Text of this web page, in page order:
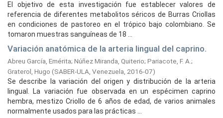
El objetivo de esta investigación fue establecer valores de
referencia de diferentes metabolitos séricos de Burras Criollas
en condiciones de pastoreo en el trópico bajo colombiano. Se
tomaron muestras sanguíneas de 18 ...
Variación anatómica de la arteria lingual del caprino.
Abreu García, Emérita; Núñez Miranda, Quiterio; Pariacote, F. A. ;
Graterol, Hugo (SABER-ULA, Venezuela, 2016-07)
Se describe la variación del origen y distribución de la arteria
lingual. La variación fue observada en un espécimen caprino
hembra, mestizo Criollo de 6 años de edad, de varios animales
normalmente usados para las prácticas ...